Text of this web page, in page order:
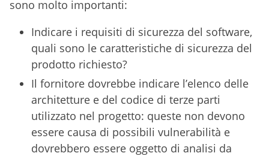
sono molto importanti:
Indicare i requisiti di sicurezza del software,
quali sono le caratteristiche di sicurezza del
prodotto richiesto?
Il fornitore dovrebbe indicare l’elenco delle
architetture e del codice di terze parti
utilizzato nel progetto: queste non devono
essere causa di possibili vulnerabilità e
dovrebbero essere oggetto di analisi da